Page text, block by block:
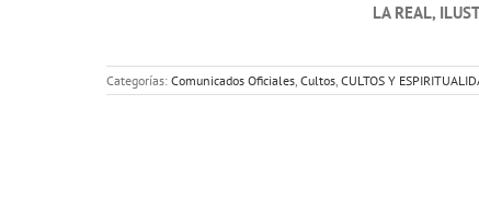
LA REAL,
Categorías: Comunicados Oficiales Cultos CULTOS Y